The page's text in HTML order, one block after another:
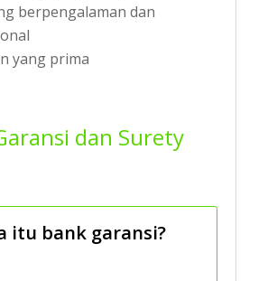
berpengalaman dan
yang prima
dan Surety
itu bank garansi?